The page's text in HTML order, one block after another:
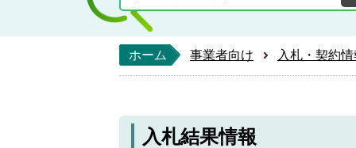
ホーム 事業者向け 入札・契約
入札結果情報